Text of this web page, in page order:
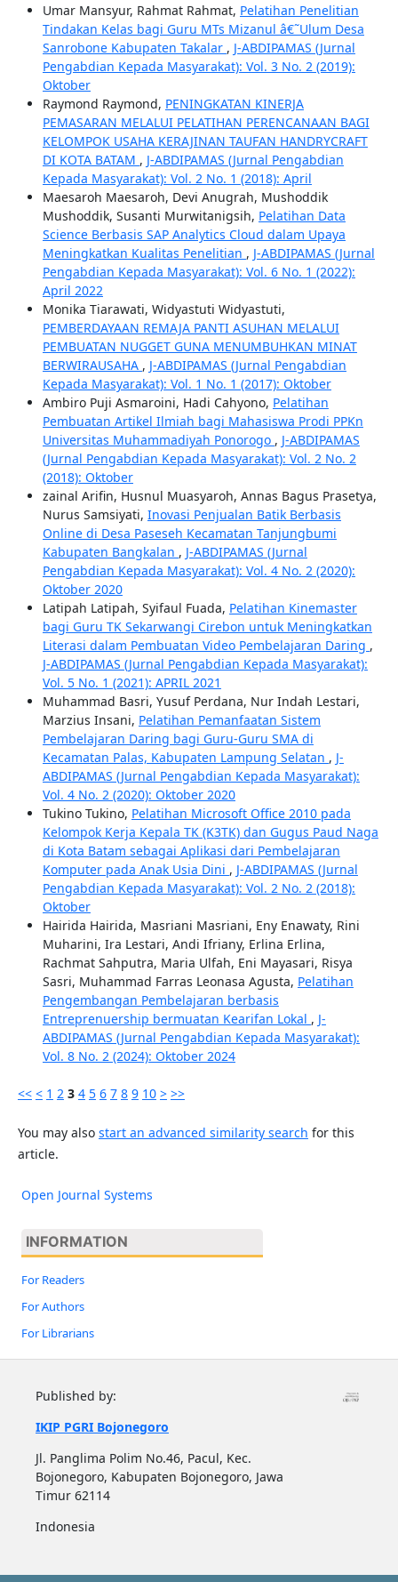
Umar Mansyur, Rahmat Rahmat, Pelatihan Penelitian
Tindakan Kelas bagi Guru MTs Mizanul â€˜Ulum Desa
Sanrobone Kabupaten Takalar , J-ABDIPAMAS (Jurnal
Pengabdian Kepada Masyarakat): Vol. 3 No. 2 (2019):
Oktober
Raymond Raymond, PENINGKATAN KINERJA
PEMASARAN MELALUI PELATIHAN PERENCANAAN BAGI
KELOMPOK USAHA KERAJINAN TAUFAN HANDRYCRAFT
DI KOTA BATAM , J-ABDIPAMAS (Jurnal Pengabdian
Kepada Masyarakat): Vol. 2 No. 1 (2018): April
Maesaroh Maesaroh, Devi Anugrah, Mushoddik
Mushoddik, Susanti Murwitanigsih, Pelatihan Data
Science Berbasis SAP Analytics Cloud dalam Upaya
Meningkatkan Kualitas Penelitian , J-ABDIPAMAS (Jurnal
Pengabdian Kepada Masyarakat): Vol. 6 No. 1 (2022):
April 2022
Monika Tiarawati, Widyastuti Widyastuti,
PEMBERDAYAAN REMAJA PANTI ASUHAN MELALUI
PEMBUATAN NUGGET GUNA MENUMBUHKAN MINAT
BERWIRAUSAHA , J-ABDIPAMAS (Jurnal Pengabdian
Kepada Masyarakat): Vol. 1 No. 1 (2017): Oktober
Ambiro Puji Asmaroini, Hadi Cahyono, Pelatihan
Pembuatan Artikel Ilmiah bagi Mahasiswa Prodi PPKn
Universitas Muhammadiyah Ponorogo , J-ABDIPAMAS
(Jurnal Pengabdian Kepada Masyarakat): Vol. 2 No. 2
(2018): Oktober
zainal Arifin, Husnul Muasyaroh, Annas Bagus Prasetya,
Nurus Samsiyati, Inovasi Penjualan Batik Berbasis
Online di Desa Paseseh Kecamatan Tanjungbumi
Kabupaten Bangkalan , J-ABDIPAMAS (Jurnal
Pengabdian Kepada Masyarakat): Vol. 4 No. 2 (2020):
Oktober 2020
Latipah Latipah, Syifaul Fuada, Pelatihan Kinemaster
bagi Guru TK Sekarwangi Cirebon untuk Meningkatkan
Literasi dalam Pembuatan Video Pembelajaran Daring ,
J-ABDIPAMAS (Jurnal Pengabdian Kepada Masyarakat):
Vol. 5 No. 1 (2021): APRIL 2021
Muhammad Basri, Yusuf Perdana, Nur Indah Lestari,
Marzius Insani, Pelatihan Pemanfaatan Sistem
Pembelajaran Daring bagi Guru-Guru SMA di
Kecamatan Palas, Kabupaten Lampung Selatan , J-
ABDIPAMAS (Jurnal Pengabdian Kepada Masyarakat):
Vol. 4 No. 2 (2020): Oktober 2020
Tukino Tukino, Pelatihan Microsoft Office 2010 pada
Kelompok Kerja Kepala TK (K3TK) dan Gugus Paud Naga
di Kota Batam sebagai Aplikasi dari Pembelajaran
Komputer pada Anak Usia Dini , J-ABDIPAMAS (Jurnal
Pengabdian Kepada Masyarakat): Vol. 2 No. 2 (2018):
Oktober
Hairida Hairida, Masriani Masriani, Eny Enawaty, Rini
Muharini, Ira Lestari, Andi Ifriany, Erlina Erlina,
Rachmat Sahputra, Maria Ulfah, Eni Mayasari, Risya
Sasri, Muhammad Farras Leonasa Agusta, Pelatihan
Pengembangan Pembelajaran berbasis
Entreprenuership bermuatan Kearifan Lokal , J-
ABDIPAMAS (Jurnal Pengabdian Kepada Masyarakat):
Vol. 8 No. 2 (2024): Oktober 2024
<< < 1 2 3 4 5 6 7 8 9 10 > >>
You may also start an advanced similarity search for this
article.
Open Journal Systems
INFORMATION
For Readers
For Authors
For Librarians
Published by:
IKIP PGRI Bojonegoro
Jl. Panglima Polim No.46, Pacul, Kec.
Bojonegoro, Kabupaten Bojonegoro, Jawa
Timur 62114
Indonesia